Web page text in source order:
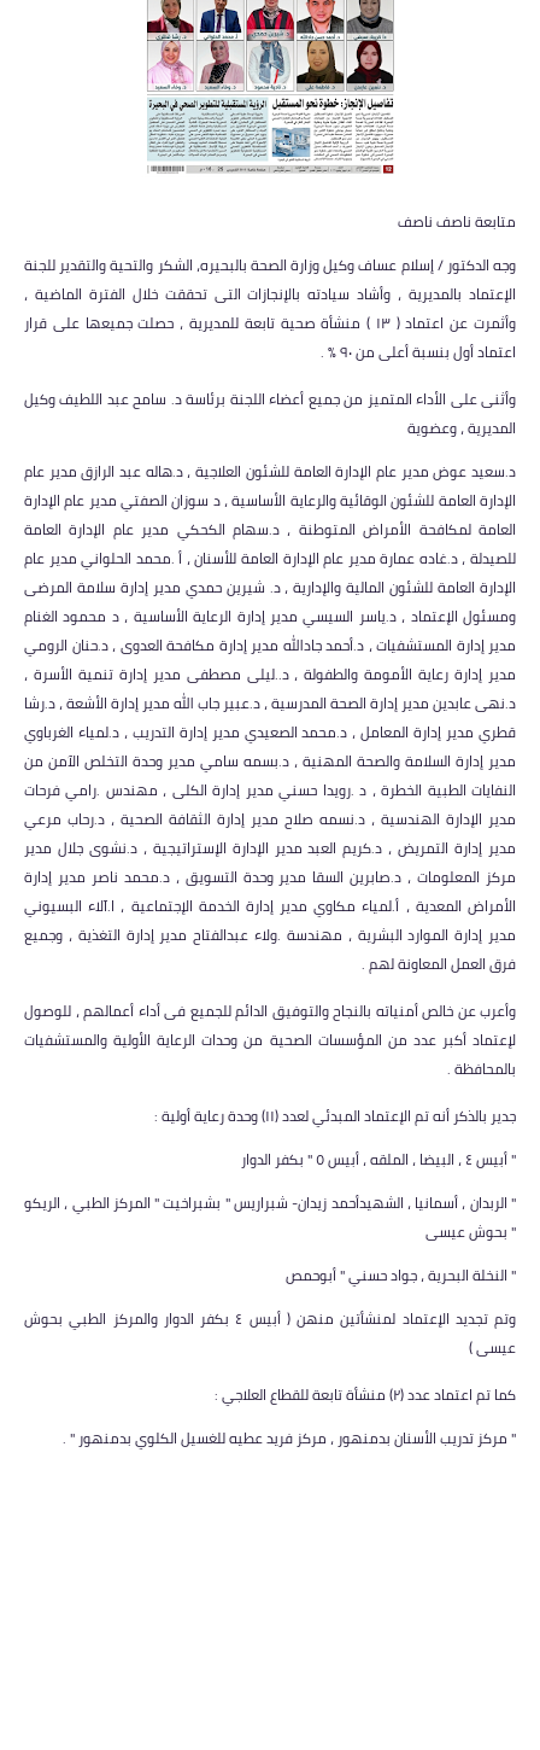
متابعة ناصف ناصف
وجه الدكتور / إسلام عساف وكيل وزارة الصحة بالبحيره، الشكر والتحية والتقدير للجنة
الإعتماد بالمديرية ، وأشاد سيادته بالإنجازات التى تحققت خلال الفترة الماضية ،
وأثمرت عن اعتماد ( ١٣ ) منشأة صحية تابعة للمديرية ، حصلت جميعها على قرار
اعتماد أول بنسبة أعلى من ٩٠ % .
وأثنى على الأداء المتميز من جميع أعضاء اللجنة برئاسة د. سامح عبد اللطيف وكيل
المديرية ، وعضوية
د.سعيد عوض مدير عام الإدارة العامة للشئون العلاجية ، د.هاله عبد الرازق مدير عام
الإدارة العامة للشئون الوقائية والرعاية الأساسية ، د سوزان الصفتي مدير عام الإدارة
العامة لمكافحة الأمراض المتوطنة ، د.سهام الكحكي مدير عام الإدارة العامة
للصيدلة ، د.غاده عمارة مدير عام الإدارة العامة للأسنان ، أ .محمد الحلواني مدير عام
الإدارة العامة للشئون المالية والإدارية ، د. شيرين حمدي مدير إدارة سلامة المرضى
ومسئول الإعتماد ، د.ياسر السيسي مدير إدارة الرعاية الأساسية ، د محمود الغنام
مدير إدارة المستشفيات ، د.أحمد جادالله مدير إدارة مكافحة العدوى ، د.حنان الرومي
مدير إدارة رعاية الأمومة والطفولة ، د..ليلى مصطفى مدير إدارة تنمية الأسرة ،
د.نهى عابدين مدير إدارة الصحة المدرسية ، د.عبير جاب الله مدير إدارة الأشعة ، د.رشا
قطري مدير إدارة المعامل ، د.محمد الصعيدي مدير إدارة التدريب ، د.لمياء الغرباوي
مدير إدارة السلامة والصحة المهنية ، د.بسمه سامي مدير وحدة التخلص الآمن من
النفايات الطبية الخطرة ، د .رويدا حسني مدير إدارة الكلى ، مهندس .رامي فرحات
مدير الإدارة الهندسية ، د.نسمه صلاح مدير إدارة الثقافة الصحية ، د.رحاب مرعي
مدير إدارة التمريض ، د.كريم العبد مدير الإدارة الإستراتيجية ، د.نشوى جلال مدير
مركز المعلومات ، د.صابرين السقا مدير وحدة التسويق ، د.محمد ناصر مدير إدارة
الأمراض المعدية ، أ.لمياء مكاوي مدير إدارة الخدمة الإجتماعية ، ا.آلاء البسيوني
مدير إدارة الموارد البشرية ، مهندسة .ولاء عبدالفتاح مدير إدارة التغذية ، وجميع
فرق العمل المعاونة لهم .
وأعرب عن خالص أمنياته بالنجاح والتوفيق الدائم للجميع فى أداء أعمالهم ، للوصول
لإعتماد أكبر عدد من المؤسسات الصحية من وحدات الرعاية الأولية والمستشفيات
بالمحافظة .
جدير بالذكر أنه تم الإعتماد المبدئي لعدد (١١) وحدة رعاية أولية :
" أبيس ٤ ، البيضا ، الملقه ، أبيس ٥ " بكفر الدوار
" الربدان ، أسمانيا ، الشهيدأحمد زيدان- شبراريس " بشبراخيت " المركز الطبي ، الريكو
" بحوش عيسى
" النخلة البحرية ، جواد حسني " أبوحمص
وتم تجديد الإعتماد لمنشأتين منهن ( أبيس ٤ بكفر الدوار والمركز الطبي بحوش
عيسى )
كما تم اعتماد عدد (٢) منشأة تابعة للقطاع العلاجي :
" مركز تدريب الأسنان بدمنهور ، مركز فريد عطيه للغسيل الكلوي بدمنهور " .